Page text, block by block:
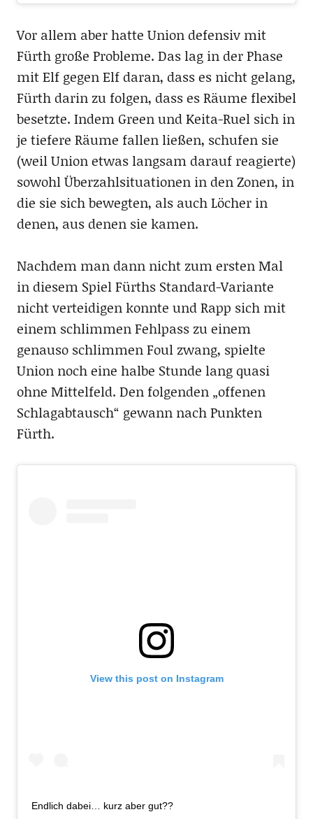
Vor allem aber hatte Union defensiv mit
Fürth große Probleme. Das lag in der Phase
mit Elf gegen Elf daran, dass es nicht gelang,
Fürth darin zu folgen, dass es Räume flexibel
besetzte. Indem Green und Keita-Ruel sich in
je tiefere Räume fallen ließen, schufen sie
(weil Union etwas langsam darauf reagierte)
sowohl Überzahlsituationen in den Zonen, in
die sie sich bewegten, als auch Löcher in
denen, aus denen sie kamen.
Nachdem man dann nicht zum ersten Mal
in diesem Spiel Fürths Standard-Variante
nicht verteidigen konnte und Rapp sich mit
einem schlimmen Fehlpass zu einem
genauso schlimmen Foul zwang, spielte
Union noch eine halbe Stunde lang quasi
ohne Mittelfeld. Den folgenden „offenen
Schlagabtausch“ gewann nach Punkten
Fürth.
View this post on Instagram
Endlich dabei… kurz aber gut??